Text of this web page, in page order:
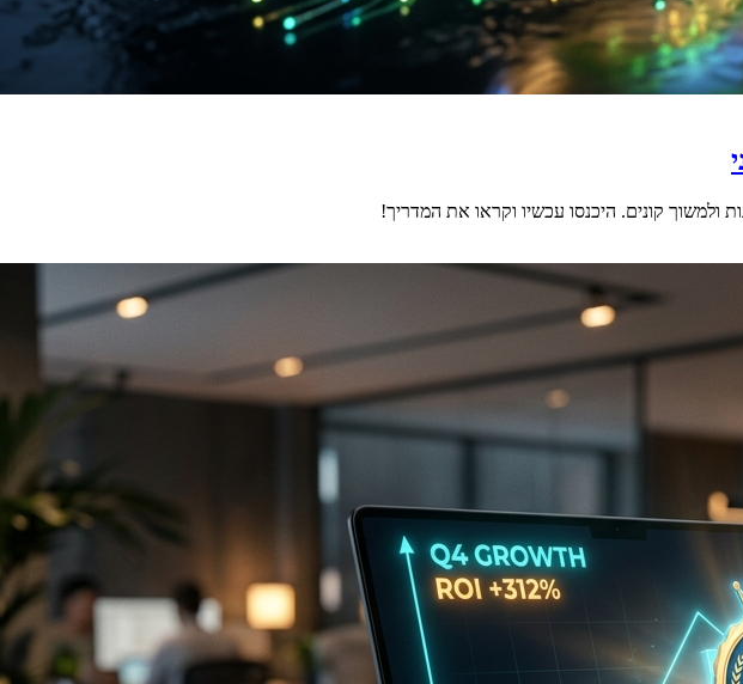
ולמשוך קונים. היכנסו עכשיו וקראו את המדריך!